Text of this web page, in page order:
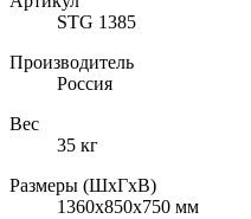
STG 1385
Производитель
Россия
Вес
35 кг
Размеры (ШхГхВ)
1360x850x750 мм